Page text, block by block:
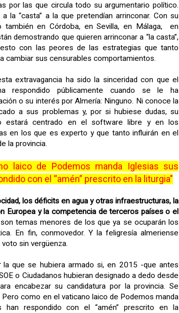
por las que circula todo su argumentario político.
la “casta” a la que pretendían arrinconar. Con su
también en Córdoba, en Sevilla, en Málaga, en
demostrando que quieren arrinconar a “la casta”,
con las peores de las estrategias que tanto
cambiar sus censurables comportamientos.
extravagancia ha sido la sinceridad con que el
respondido públicamente cuando se le ha
o su interés por Almería: Ninguno. Ni conoce la
a sus problemas y, por si hubiese dudas, su
estará centrado en el software libre y en los
en los que es experto y que tanto influirán en el
la provincia.
laico de Podemos manda Iglesias sus
con el “amén” prescrito en la liturgia"
, los déficits en agua y otras infraestructuras, la
Europea y la competencia de terceros países o el
temas menores de los que ya se ocuparán los
En fin, conmovedor. Y la feligresía almeriense
sin vergüenza.
la que se hubiera armado si, en 2015 -que antes
o Ciudadanos hubieran designado a dedo desde
encabezar su candidatura por la provincia. Se
Pero como en el vaticano laico de Podemos manda
han respondido con el “amén” prescrito en la